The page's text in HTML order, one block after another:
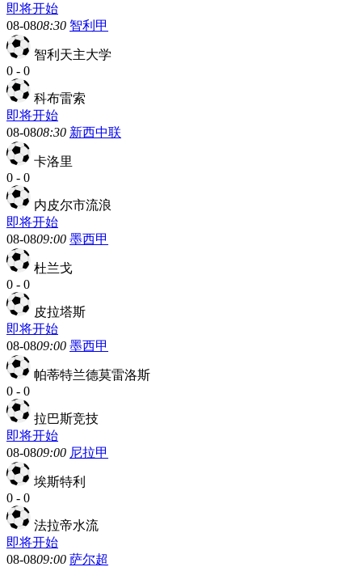
即将开始
08-0808:30 智利甲
智利天主大学
0 - 0
科布雷索
即将开始
08-0808:30 新西中联
卡洛里
0 - 0
内皮尔市流浪
即将开始
08-0809:00 墨西甲
杜兰戈
0 - 0
皮拉塔斯
即将开始
08-0809:00 墨西甲
帕蒂特兰德莫雷洛斯
0 - 0
拉巴斯竞技
即将开始
08-0809:00 尼拉甲
埃斯特利
0 - 0
法拉帝水流
即将开始
08-0809:00 萨尔超